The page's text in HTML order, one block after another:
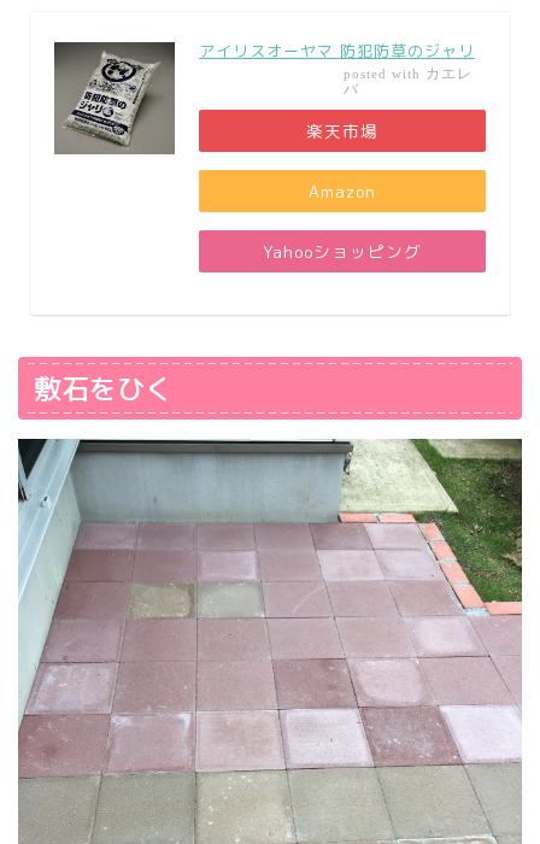
アイリスオーヤマ 防犯防草のジャリ
posted with カエレ
バ
楽天市場
Amazon
Yahooショッピング
敷石をひく